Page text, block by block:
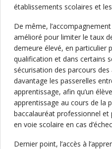
établissements scolaires et les
De même,
amélioré pour limiter le taux
demeure élevé, en particulier
qualification et dans certains
sécurisation des parcours
davantage les passerelles
apprentissage, afin qu’un
apprentissage au cours de la
baccalauréat professionnel
en voie scolaire en cas
Dernier point, l’accès à